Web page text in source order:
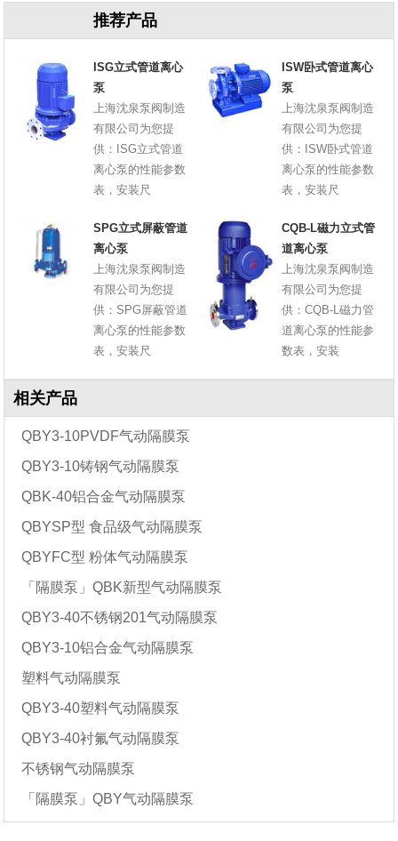
推荐产品
ISG立式管道离心
泵
上海沈泉泵阀制造
有限公司为您提
供：ISG立式管道
离心泵的性能参数
表，安装尺
ISW卧式管道离心
泵
上海沈泉泵阀制造
有限公司为您提
供：ISW卧式管道
离心泵的性能参数
表，安装尺
SPG立式屏蔽管道
离心泵
上海沈泉泵阀制造
有限公司为您提
供：SPG屏蔽管道
离心泵的性能参数
表，安装尺
CQB-L磁力立式管
道离心泵
上海沈泉泵阀制造
有限公司为您提
供：CQB-L磁力管
道离心泵的性能参
数表，安装
相关产品
QBY3-10PVDF气动隔膜泵
QBY3-10铸钢气动隔膜泵
QBK-40铝合金气动隔膜泵
QBYSP型 食品级气动隔膜泵
QBYFC型 粉体气动隔膜泵
「隔膜泵」QBK新型气动隔膜泵
QBY3-40不锈钢201气动隔膜泵
QBY3-10铝合金气动隔膜泵
塑料气动隔膜泵
QBY3-40塑料气动隔膜泵
QBY3-40衬氟气动隔膜泵
不锈钢气动隔膜泵
「隔膜泵」QBY气动隔膜泵